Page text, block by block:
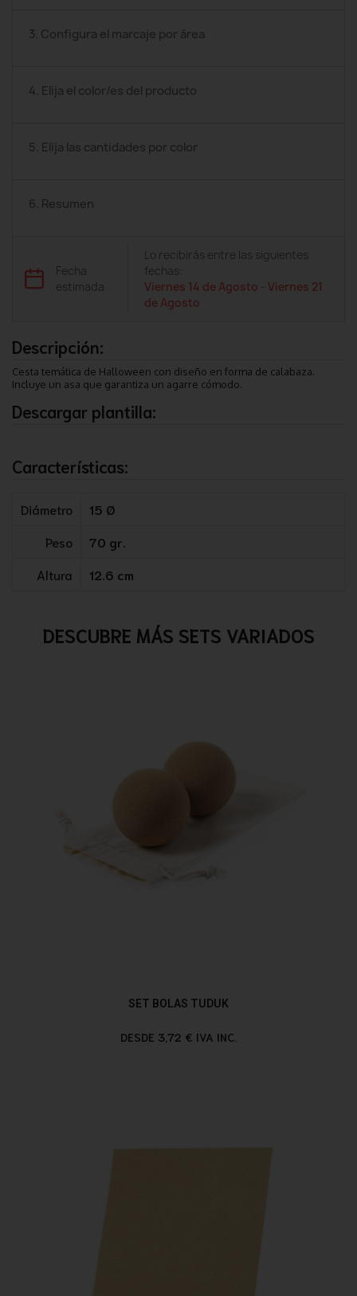
3. Configura el marcaje por área
4. Elija el color/es del producto
5. Elija las cantidades por color
6. Resumen
Fecha
estimada
Lo recibirás entre las siguientes
fechas:
Viernes 14 de Agosto -Viernes 21
de Agosto
Descripción:
Cesta temática de Halloween con diseño en forma de calabaza.
Incluye un asa que garantiza un agarre cómodo.
Descargar plantilla:
Características:
Diámetro
15 Ø
Peso
70 gr.
Altura
12.6 cm
DESCUBRE MÁS SETS VARIADOS
SET BOLAS TUDUK
DESDE 3,72 € IVA INC.